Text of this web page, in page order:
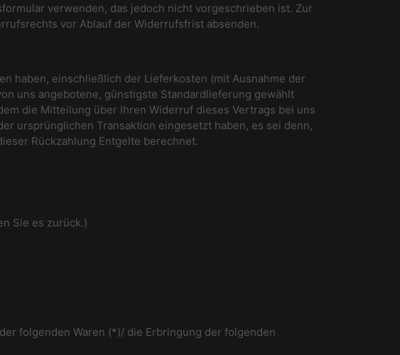
verwenden, das jedoch nicht vorgeschrieben ist. Zur
vor Ablauf der Widerrufsfrist absenden.
haben, einschließlich der Lieferkosten (mit Ausnahme der
uns angebotene, günstigste Standardlieferung gewählt
die Mitteilung über Ihren Widerruf dieses Vertrags bei uns
ursprünglichen Transaktion eingesetzt haben, es sei denn,
Rückzahlung Entgelte berechnet.
Sie es zurück.)
folgenden Waren (*)/ die Erbringung der folgenden